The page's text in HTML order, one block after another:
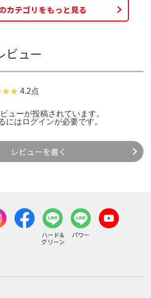
カテゴリをもっと見る
ビュー
4.2点
ューが投稿されています。
には ログインが必要です。
レビューを書く
ハード&
グリーン
パワー